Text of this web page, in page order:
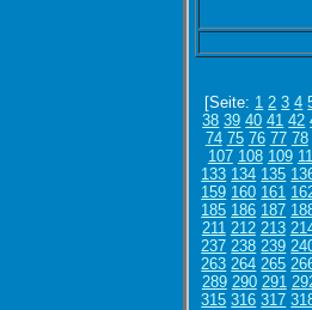
[Seite: 1 2 3 4
38 39 40 41 42
74 75 76 77 78
107 108 109
133 134 135
159 160 161
185 186 187
211 212 213
237 238 239
263 264 265
289 290 291
315 316 317